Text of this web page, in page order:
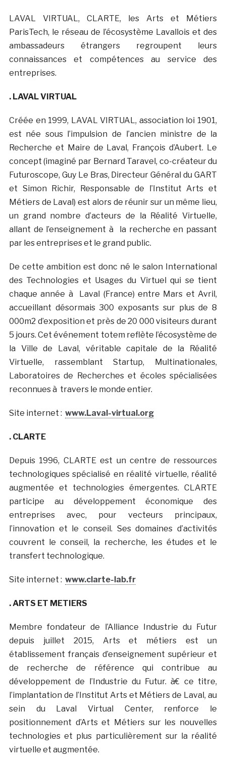
LAVAL VIRTUAL, CLARTE, les Arts et Métiers
ParisTech, le réseau de l’écosystème Lavallois et des
ambassadeurs étrangers regroupent leurs
connaissances et compétences au service des
entreprises.
. LAVAL VIRTUAL
Créée en 1999, LAVAL VIRTUAL, association loi 1901,
est née sous l’impulsion de l’ancien ministre de la
Recherche et Maire de Laval, François d’Aubert. Le
concept (imaginé par Bernard Taravel, co-créateur du
Futuroscope, Guy Le Bras, Directeur Général du GART
et Simon Richir, Responsable de l’Institut Arts et
Métiers de Laval) est alors de réunir sur un même lieu,
un grand nombre d’acteurs de la Réalité Virtuelle,
allant de l’enseignement à la recherche en passant
par les entreprises et le grand public.
De cette ambition est donc né le salon International
des Technologies et Usages du Virtuel qui se tient
chaque année à Laval (France) entre Mars et Avril,
accueillant désormais 300 exposants sur plus de 8
000m2 d’exposition et près de 20 000 visiteurs durant
5 jours. Cet événement totem reflète l’écosystème de
la Ville de Laval, véritable capitale de la Réalité
Virtuelle, rassemblant Startup, Multinationales,
Laboratoires de Recherches et écoles spécialisées
reconnues à travers le monde entier.
Site internet : www.Laval-virtual.org
. CLARTE
Depuis 1996, CLARTE est un centre de ressources
technologiques spécialisé en réalité virtuelle, réalité
augmentée et technologies émergentes. CLARTE
participe au développement économique des
entreprises avec, pour vecteurs principaux,
l’innovation et le conseil. Ses domaines d’activités
couvrent le conseil, la recherche, les études et le
transfert technologique.
Site internet : www.clarte-lab.fr
. ARTS ET METIERS
Membre fondateur de l’Alliance Industrie du Futur
depuis juillet 2015, Arts et métiers est un
établissement français d’enseignement supérieur et
de recherche de référence qui contribue au
développement de l’Industrie du Futur. à€ ce titre,
l’implantation de l’Institut Arts et Métiers de Laval, au
sein du Laval Virtual Center, renforce le
positionnement d’Arts et Métiers sur les nouvelles
technologies et plus particulièrement sur la réalité
virtuelle et augmentée.